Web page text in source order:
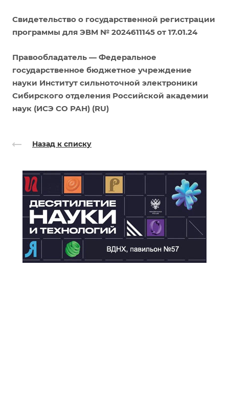
Свидетельство о государственной регистрации
программы для ЭВМ № 2024611145 от 17.01.24
Правообладатель — Федеральное
государственное бюджетное учреждение
науки Институт сильноточной электроники
Сибирского отделения Российской академии
наук (ИСЭ СО РАН) (RU)
Назад к списку